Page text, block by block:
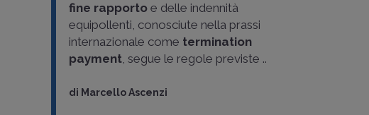
fine rapporto e delle indennità
equipollenti, conosciute nella prassi
internazionale come termination
payment, segue le regole previste ..
di Marcello Ascenzi